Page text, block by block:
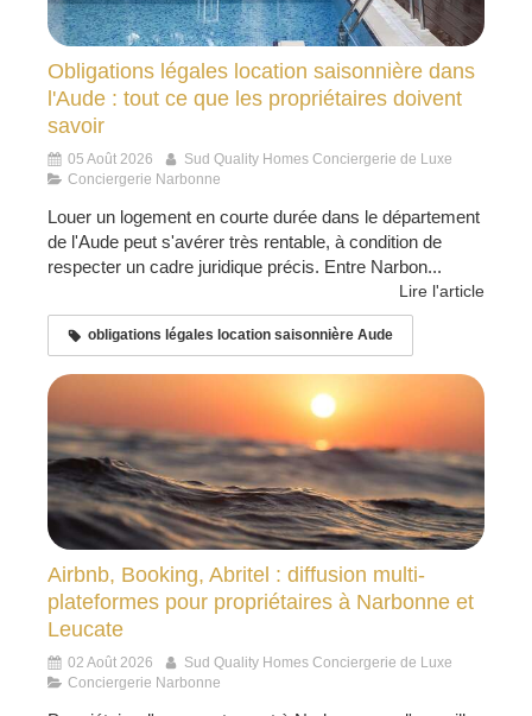
Obligations légales location saisonnière dans
l'Aude : tout ce que les propriétaires doivent
savoir
05 Août 2026
Sud Quality Homes Conciergerie de Luxe
Conciergerie Narbonne
Louer un logement en courte durée dans le département
de l'Aude peut s'avérer très rentable, à condition de
respecter un cadre juridique précis. Entre Narbon...
Lire l'article
obligations légales location saisonnière Aude
Airbnb, Booking, Abritel : diffusion multi-
plateformes pour propriétaires à Narbonne et
Leucate
02 Août 2026
Sud Quality Homes Conciergerie de Luxe
Conciergerie Narbonne